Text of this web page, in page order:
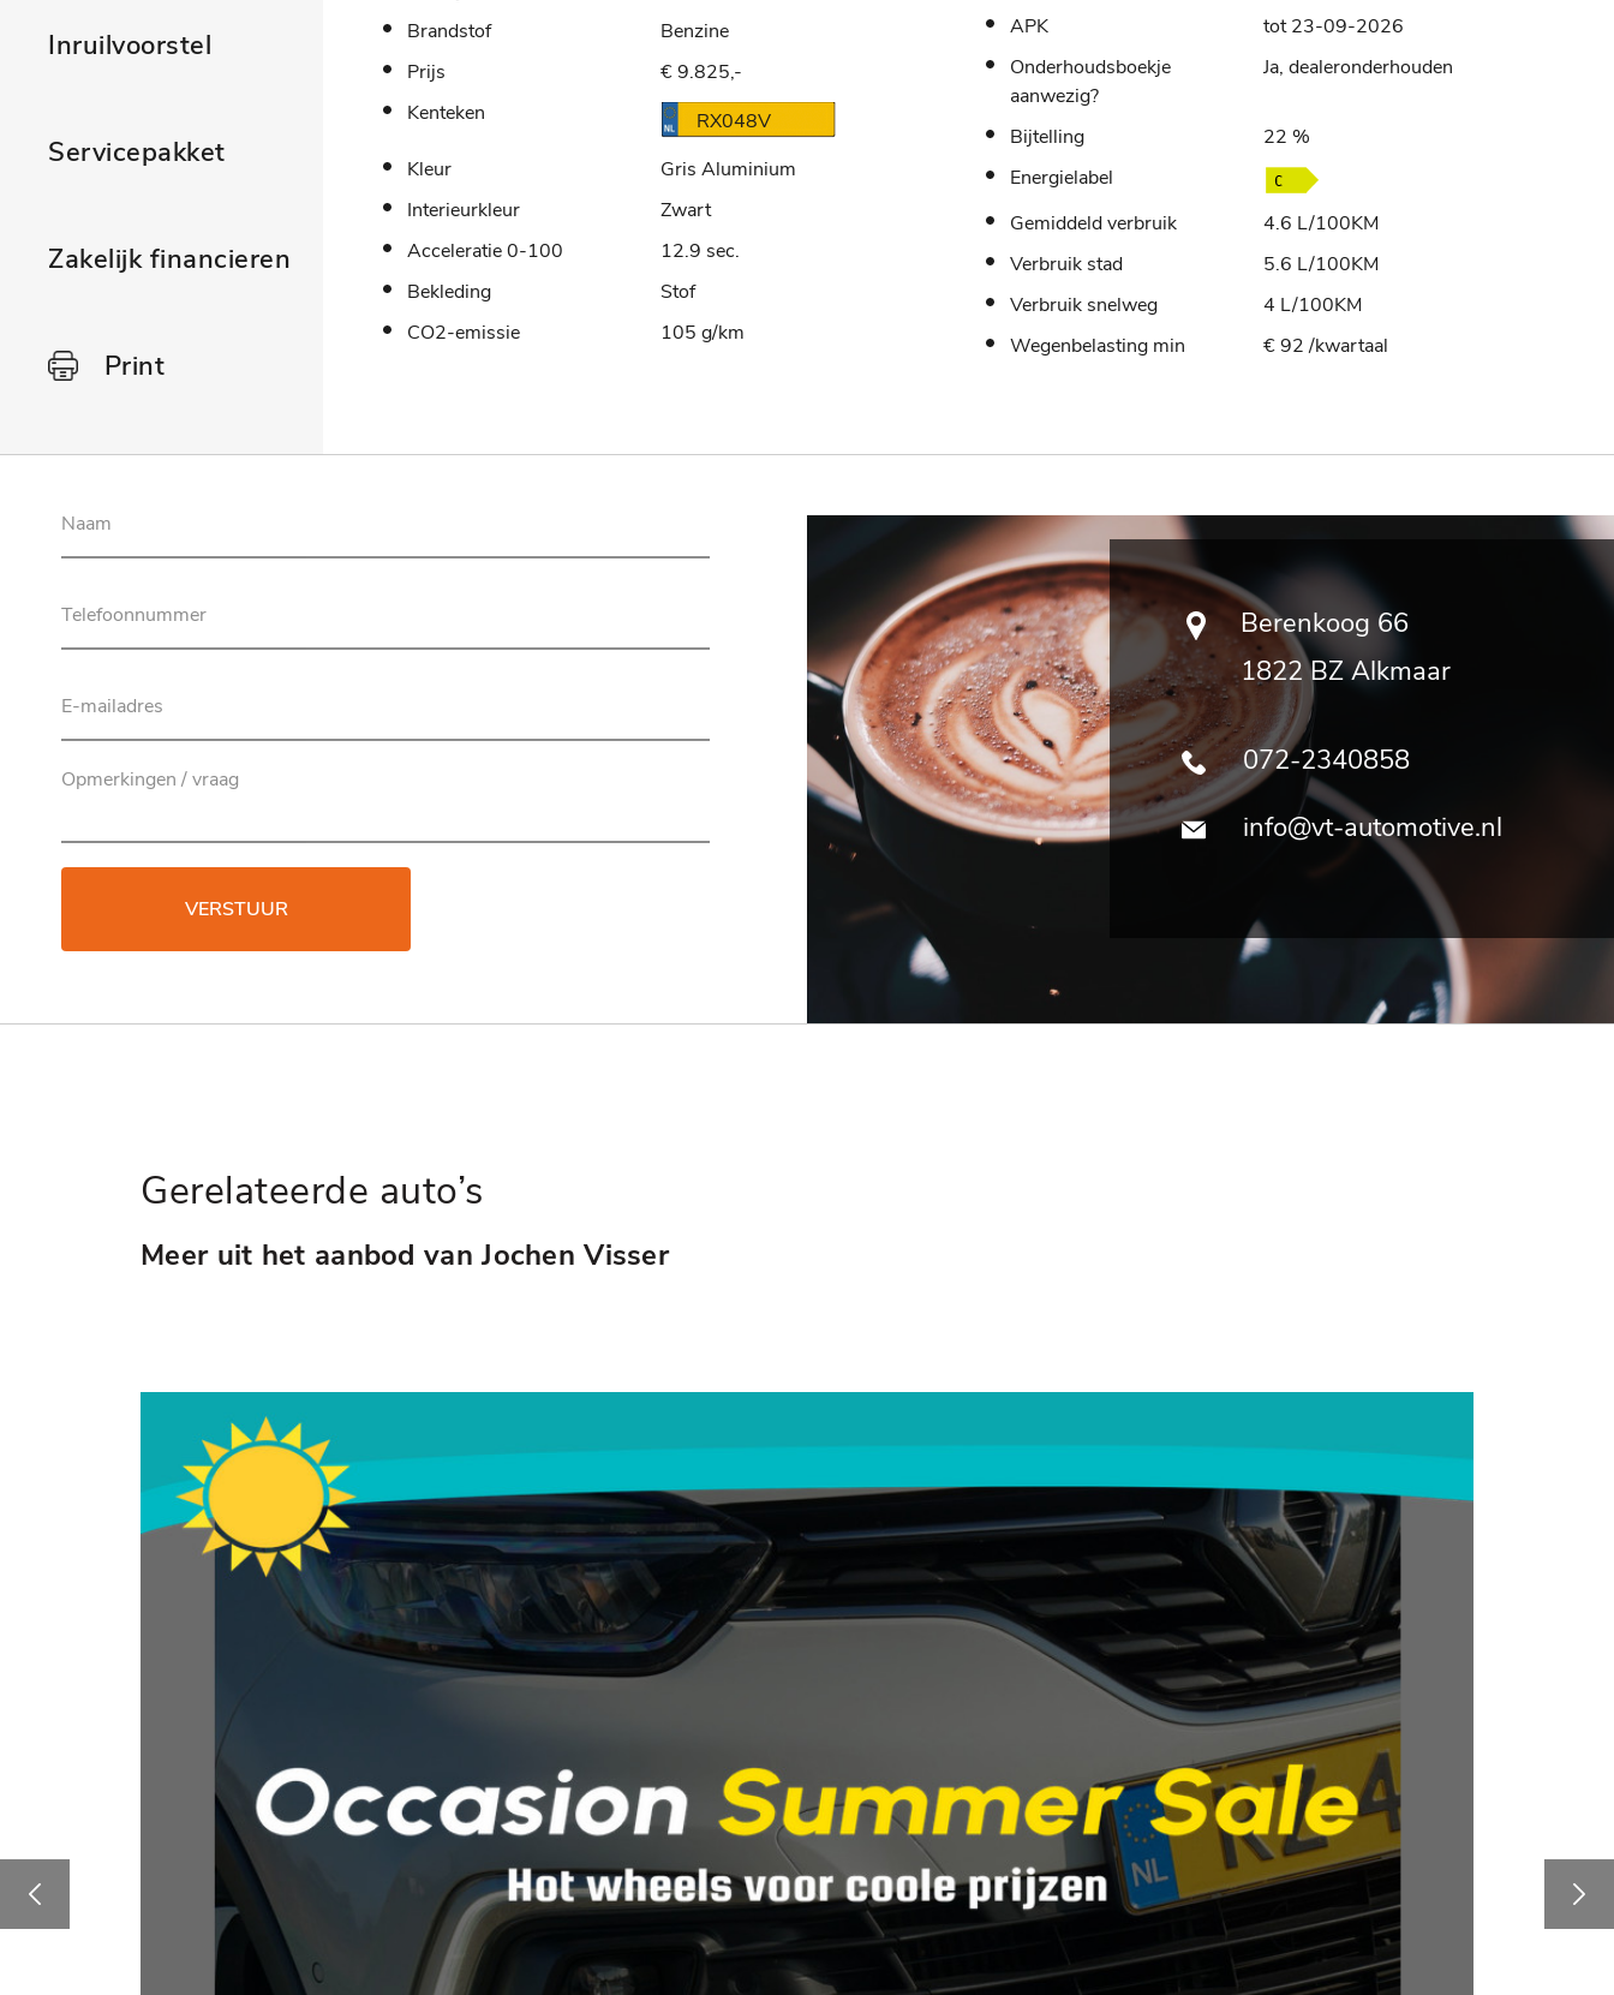
Inruilvoorstel
Servicepakket
Zakelijk financieren
Print
Brandstof
Benzine
Prijs
€ 9.825,-
Kenteken
RX048V
Kleur
Gris Aluminium
Interieurkleur
Zwart
Acceleratie 0-100
12.9 sec.
Bekleding
Stof
CO2-emissie
105 g/km
APK
tot 23-09-2026
Onderhoudsboekje
aanwezig?
Ja, dealeronderhouden
Bijtelling
22 %
Energielabel
Gemiddeld verbruik
4.6 L/100KM
Verbruik stad
5.6 L/100KM
Verbruik snelweg
4 L/100KM
Wegenbelasting min
€ 92 /kwartaal
VERSTUUR
Berenkoog 66
1822 BZ Alkmaar
072-2340858
info@vt-automotive.nl
Gerelateerde auto’s
Meer uit het aanbod van Jochen Visser